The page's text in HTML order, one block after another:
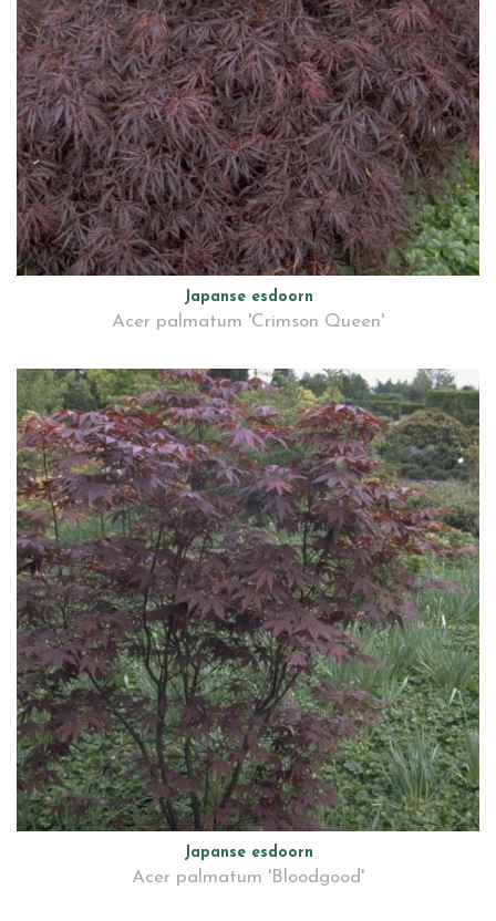
Japanse esdoorn
Acer palmatum 'Crimson Queen'
Japanse esdoorn
Acer palmatum 'Bloodgood'